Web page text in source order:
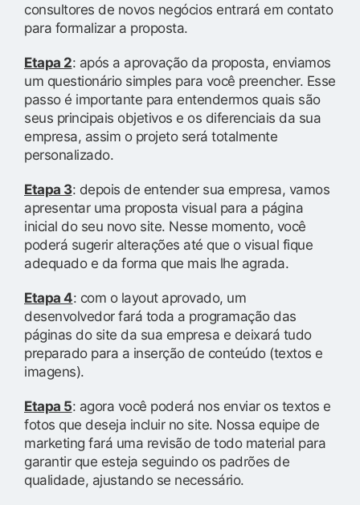
consultores de novos negócios entrará em contato
para formalizar a proposta.
Etapa 2: após a aprovação da proposta, enviamos
um questionário simples para você preencher. Esse
passo é importante para entendermos quais são
seus principais objetivos e os diferenciais da sua
empresa, assim o projeto será totalmente
personalizado.
Etapa 3: depois de entender sua empresa, vamos
apresentar uma proposta visual para a página
inicial do seu novo site. Nesse momento, você
poderá sugerir alterações até que o visual fique
adequado e da forma que mais lhe agrada.
Etapa 4: com o layout aprovado, um
desenvolvedor fará toda a programação das
páginas do site da sua empresa e deixará tudo
preparado para a inserção de conteúdo (textos e
imagens).
Etapa 5: agora você poderá nos enviar os textos e
fotos que deseja incluir no site. Nossa equipe de
marketing fará uma revisão de todo material para
garantir que esteja seguindo os padrões de
qualidade, ajustando se necessário.